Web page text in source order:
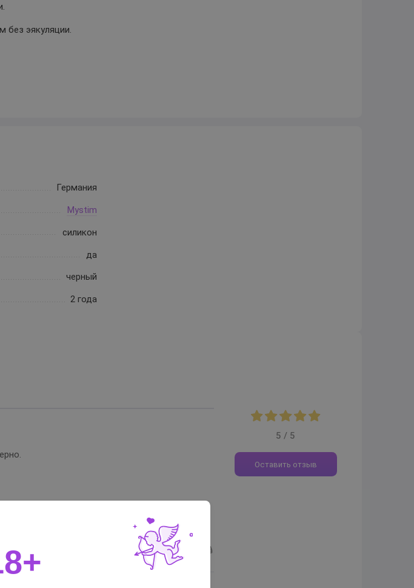
без эякуляции.
Германия
Mystim
силикон
да
черный
2 года
совершенно уникальные, особенно при
Вам помог отзыв?
5 / 5
Оставить отзыв